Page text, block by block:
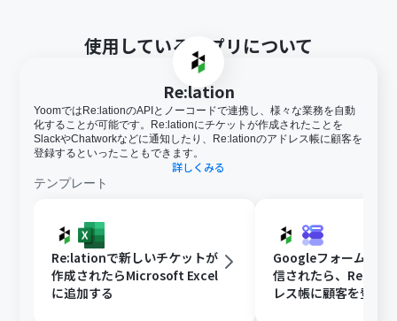
使用しているアプリについて
Re:lation
YoomではRe:lationのAPIとノーコードで連携し、様々な業務を自動
化することが可能です。Re:lationにチケットが作成されたことを
SlackやChatworkなどに通知したり、Re:lationのアドレス帳に顧客を
登録するといったこともできます。
詳しくみる
テンプレート
Re:lationで新しいチケットが
作成されたらMicrosoft Excel
に追加する
Googleフォームから
信されたら、
レス帳に顧客を登録